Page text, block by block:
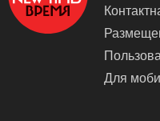
Для